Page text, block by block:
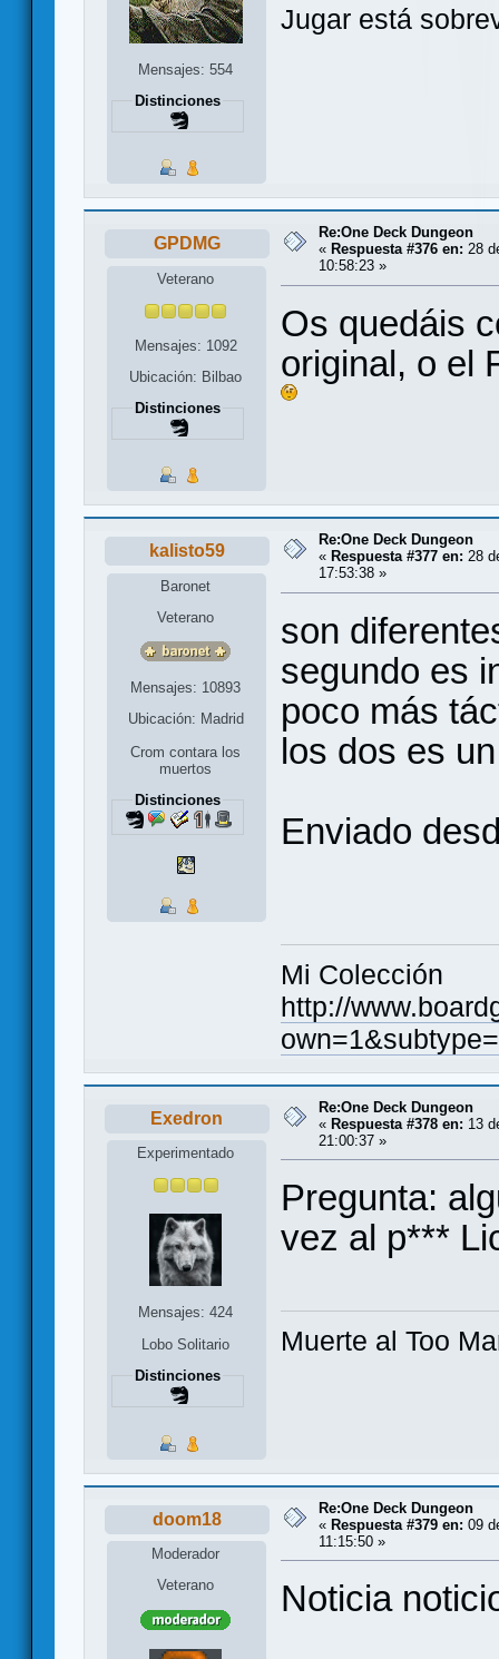
Mensajes: 554
Distinciones
Jugar está
GPDMG
Veterano
Mensajes: 1092
Ubicación: Bilbao
Distinciones
Re:One Deck Dungeon
« Respuesta #376 en: 28
10:58:23 »
Os quedáis
original, o el
kalisto59
Baronet
Veterano
Mensajes: 10893
Ubicación: Madrid
Crom contara los
muertos
Distinciones
Re:One Deck Dungeon
« Respuesta #377 en: 28
17:53:38 »
son
segundo es
poco más
los dos es
Enviado
Mi Colección
http://
Exedron
Experimentado
Mensajes: 424
Lobo Solitario
Distinciones
Re:One Deck Dungeon
« Respuesta #378 en: 13
21:00:37 »
Pregunta:
vez al p***
Muerte al Too
doom18
Moderador
Veterano
Re:One Deck Dungeon
« Respuesta #379 en: 09
11:15:50 »
Noticia